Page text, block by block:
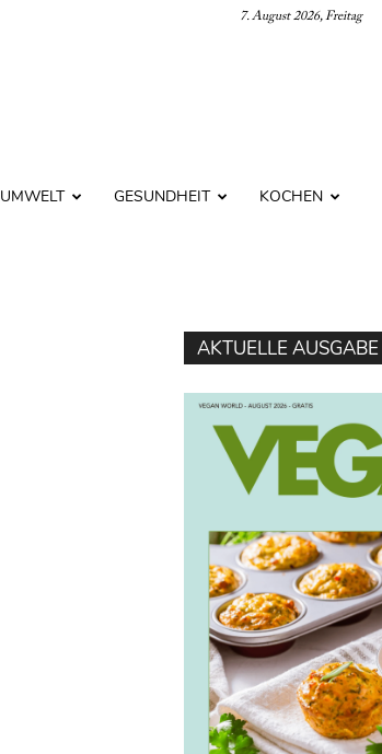
7. August 2026, Freitag
UMWELT GESUNDHEIT KOCHEN
AKTUELLE AUSGABE